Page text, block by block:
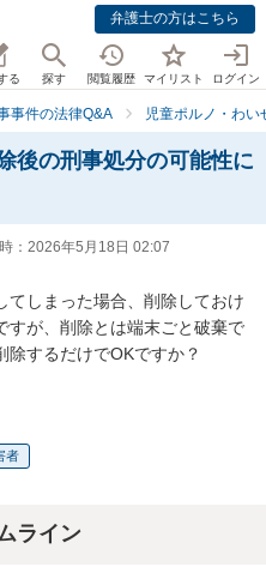
弁護士の方はこちら
る 探す 閲覧履歴 マイリスト ログイン
事件の法律Q&A 児童ポルノ・わ
後の刑事処分の可能性に
： 2026年5月18日 02:07
てしまった場合、削除しておけ
すが、削除とは端末ごと破棄で
するだけでOKですか？
者
ライン